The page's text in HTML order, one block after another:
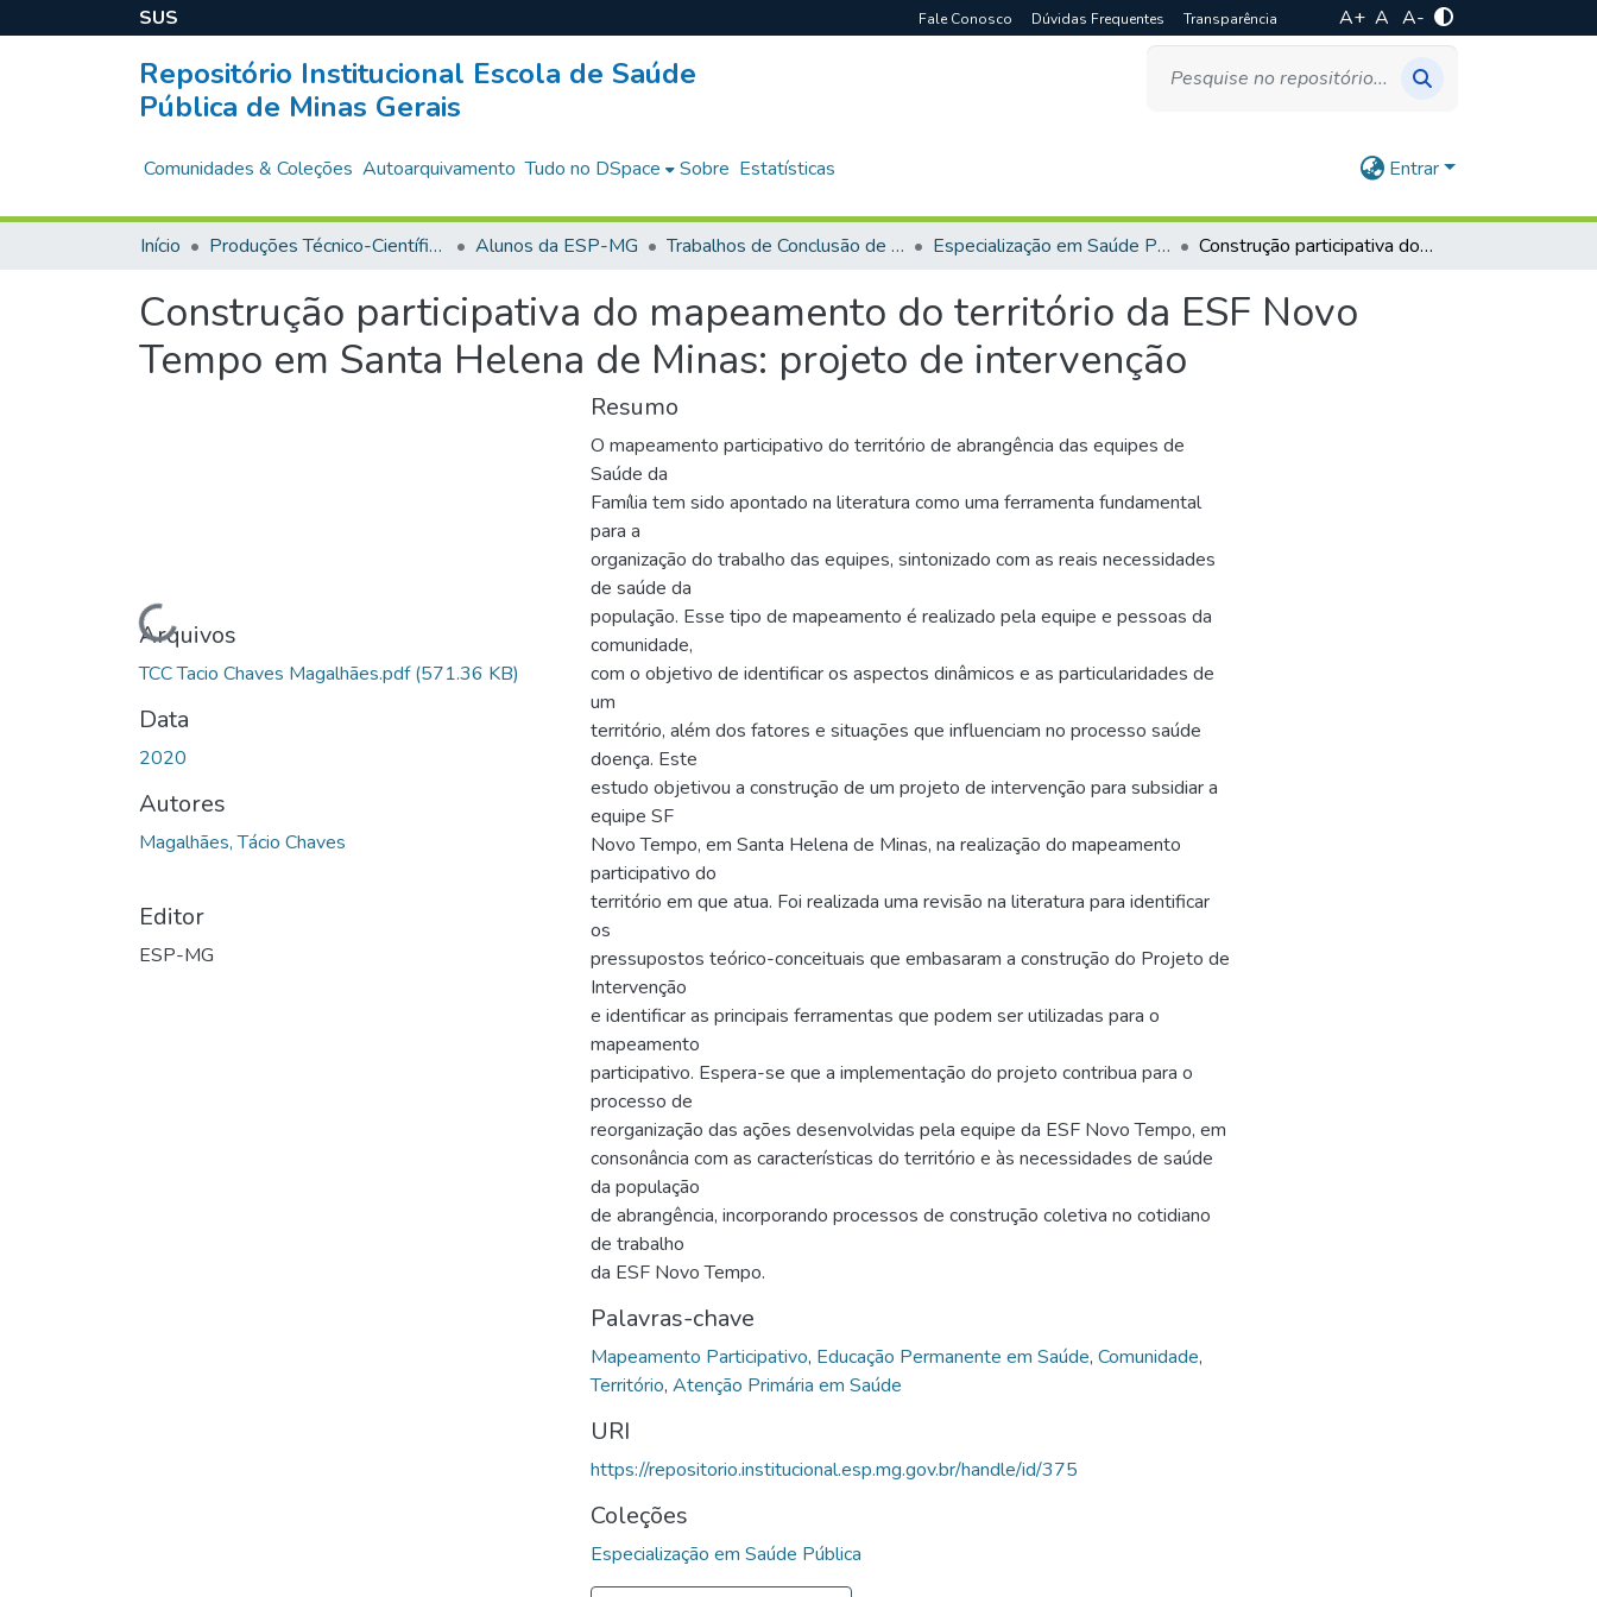
SUS Fale Conosco Dúvidas Frequentes Transparência A+ A A-
Repositório Institucional Escola de Saúde
Pública de Minas Gerais
Comunidades & Coleções Autoarquivamento Tudo no DSpace Sobre Estatísticas Entrar
Início Produções Técnico-Científicas Alunos da ESP-MG Trabalhos de Conclusão de Curso Especialização em Saúde Pública Construção participativa do mapeamento do território da ESF Novo Tempo em Santa Helena de Minas: projeto de intervenção
Construção participativa do mapeamento do território da ESF Novo
Tempo em Santa Helena de Minas: projeto de intervenção
Carregando...
Arquivos
TCC Tacio Chaves Magalhães.pdf(571.36 KB)
Data
2020
Autores
Magalhães, Tácio Chaves
Editor
ESP-MG
Resumo
O mapeamento participativo do território de abrangência das equipes de
Saúde da
Família tem sido apontado na literatura como uma ferramenta fundamental
para a
organização do trabalho das equipes, sintonizado com as reais necessidades
de saúde da
população. Esse tipo de mapeamento é realizado pela equipe e pessoas da
comunidade,
com o objetivo de identificar os aspectos dinâmicos e as particularidades de
um
território, além dos fatores e situações que influenciam no processo saúde
doença. Este
estudo objetivou a construção de um projeto de intervenção para subsidiar a
equipe SF
Novo Tempo, em Santa Helena de Minas, na realização do mapeamento
participativo do
território em que atua. Foi realizada uma revisão na literatura para identificar
os
pressupostos teórico-conceituais que embasaram a construção do Projeto de
Intervenção
e identificar as principais ferramentas que podem ser utilizadas para o
mapeamento
participativo. Espera-se que a implementação do projeto contribua para o
processo de
reorganização das ações desenvolvidas pela equipe da ESF Novo Tempo, em
consonância com as características do território e às necessidades de saúde
da população
de abrangência, incorporando processos de construção coletiva no cotidiano
de trabalho
da ESF Novo Tempo.
Palavras-chave
Mapeamento Participativo, Educação Permanente em Saúde, Comunidade,
Território, Atenção Primária em Saúde
URI
https://repositorio.institucional.esp.mg.gov.br/handle/id/375
Coleções
Especialização em Saúde Pública